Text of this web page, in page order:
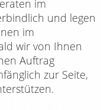
im
und legen
im
wir von Ihnen
Auftrag
zur Seite,